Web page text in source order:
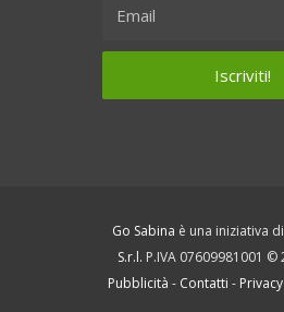
Go Sabina è una iniziativa di
S.r.l. P.IVA 07609981001 ©
Pubblicità - Contatti -